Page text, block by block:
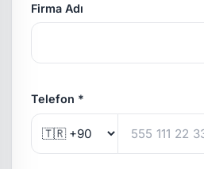
Firma Adı
Telefon *